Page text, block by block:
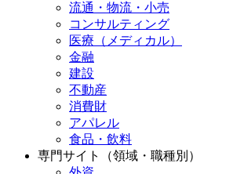
流通・物流・小売
コンサルティング
医療（メディカル）
金融
建設
不動産
消費財
アパレル
食品・飲料
専門サイト（領域・職種別）